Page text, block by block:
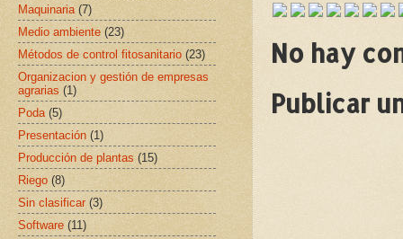
No hay
Publicar
Maquinaria (7)
Medio ambiente (23)
Métodos de control fitosanitario (23)
Organizacion y gestión de empresas
agrarias (1)
Poda (5)
Presentación (1)
Producción de plantas (15)
Riego (8)
Sin clasificar (3)
Software (11)